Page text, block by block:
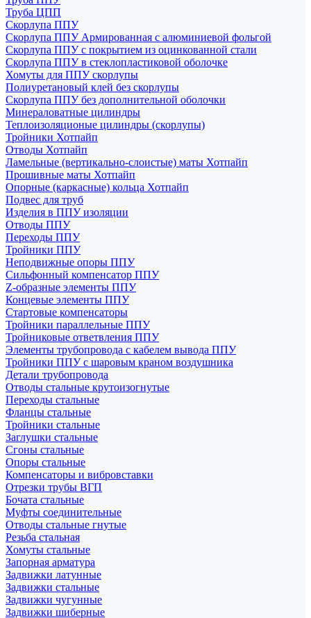
Труба ЦПП
Скорлупа ППУ
Скорлупа ППУ Армированная с алюминиевой фольгой
Скорлупа ППУ с покрытием из оцинкованной стали
Скорлупа ППУ в стеклопластиковой оболочке
Хомуты для ППУ скорлупы
Полиуретановый клей без скорлупы
Скорлупа ППУ без дополнительной оболочки
Минераловатные цилиндры
Теплоизоляционые цилиндры (скорлупы)
Тройники Хотпайп
Отводы Хотпайп
Ламельные (вертикально-слоистые) маты Хотпайп
Прошивные маты Хотпайп
Опорные (каркасные) кольца Хотпайп
Подвес для труб
Изделия в ППУ изоляции
Отводы ППУ
Переходы ППУ
Тройники ППУ
Неподвижные опоры ППУ
Cильфонный компенсатор ППУ
Z-образные элементы ППУ
Концевые элементы ППУ
Стартовые компенсаторы
Тройники параллельные ППУ
Тройниковые ответвления ППУ
Элементы трубопровода с кабелем вывода ППУ
Тройники ППУ с шаровым краном воздушника
Детали трубопровода
Отводы стальные крутоизогнутые
Переходы стальные
Фланцы стальные
Тройники стальные
Заглушки стальные
Сгоны стальные
Опоры стальные
Компенсаторы и вибровставки
Отрезки трубы ВГП
Бочата стальные
Муфты соединительные
Отводы стальные гнутые
Резьба стальная
Хомуты стальные
Запорная арматура
Задвижки латунные
Задвижки стальные
Задвижки чугунные
Задвижки шиберные